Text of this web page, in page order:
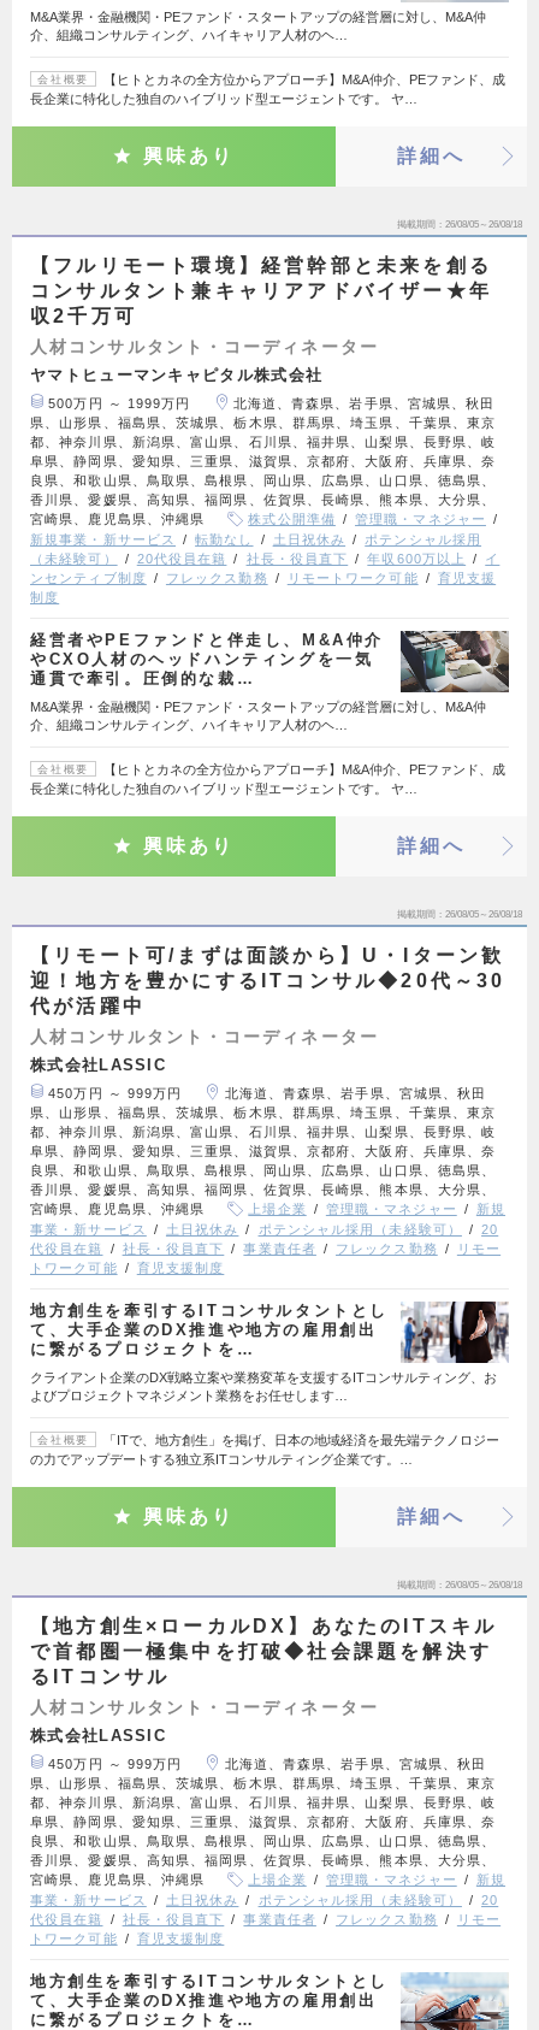
M&A業界・金融機関・PEファンド・スタートアップの経営層に対し、M&A仲
介、組織コンサルティング、ハイキャリア人材のヘ…
会社概要
【ヒトとカネの全方位からアプローチ】M&A仲介、PEファンド、成
長企業に特化した独自のハイブリッド型エージェントです。 ヤ…
興味あり 詳細へ
掲載期間 26/08/05～26/08/18
【フルリモート環境】経営幹部と未来を創る
コンサルタント兼キャリアアドバイザー★年
収2千万可
人材コンサルタント・コーディネーター
ヤマトヒューマンキャピタル株式会社
500万円 ～ 1999万円
北海道、青森県、岩手県、宮城県、秋田
県、山形県、福島県、茨城県、栃木県、群馬県、埼玉県、千葉県、東京
都、神奈川県、新潟県、富山県、石川県、福井県、山梨県、長野県、岐
阜県、静岡県、愛知県、三重県、滋賀県、京都府、大阪府、兵庫県、奈
良県、和歌山県、鳥取県、島根県、岡山県、広島県、山口県、徳島県、
香川県、愛媛県、高知県、福岡県、佐賀県、長崎県、熊本県、大分県、
宮崎県、鹿児島県、沖縄県
株式公開準備
管理職・マネジャー
新規事業・新サービス
転勤なし 土日祝休み
ポテンシャル採用
（未経験可）
20代役員在籍 社長・役員直下 年収600万以上
イ
ンセンティブ制度
フレックス勤務 リモートワーク可能
育児支援
制度
経営者やPEファンドと伴走し、M&A仲介
やCXO人材のヘッドハンティングを一気
通貫で牽引。圧倒的な裁…
M&A業界・金融機関・PEファンド・スタートアップの経営層に対し、M&A仲
介、組織コンサルティング、ハイキャリア人材のヘ…
会社概要
【ヒトとカネの全方位からアプローチ】M&A仲介、PEファンド、成
長企業に特化した独自のハイブリッド型エージェントです。 ヤ…
興味あり 詳細へ
掲載期間 26/08/05～26/08/18
【リモート可/まずは面談から】U・Iターン歓
迎！地方を豊かにするITコンサル◆20代～30
代が活躍中
人材コンサルタント・コーディネーター
株式会社LASSIC
450万円 ～ 999万円
北海道、青森県、岩手県、宮城県、秋田
県、山形県、福島県、茨城県、栃木県、群馬県、埼玉県、千葉県、東京
都、神奈川県、新潟県、富山県、石川県、福井県、山梨県、長野県、岐
阜県、静岡県、愛知県、三重県、滋賀県、京都府、大阪府、兵庫県、奈
良県、和歌山県、鳥取県、島根県、岡山県、広島県、山口県、徳島県、
香川県、愛媛県、高知県、福岡県、佐賀県、長崎県、熊本県、大分県、
宮崎県、鹿児島県、沖縄県
上場企業 管理職・マネジャー
新規
事業・新サービス
土日祝休み ポテンシャル採用（未経験可）
20
代役員在籍
社長・役員直下 事業責任者 フレックス勤務
リモー
トワーク可能
育児支援制度
地方創生を牽引するITコンサルタントとし
て、大手企業のDX推進や地方の雇用創出
に繋がるプロジェクトを…
クライアント企業のDX戦略立案や業務変革を支援するITコンサルティング、お
よびプロジェクトマネジメント業務をお任せします…
会社概要
「ITで、地方創生」を掲げ、日本の地域経済を最先端テクノロジー
の力でアップデートする独立系ITコンサルティング企業です。…
興味あり 詳細へ
掲載期間 26/08/05～26/08/18
【地方創生×ローカルDX】あなたのITスキル
で首都圏一極集中を打破◆社会課題を解決す
るITコンサル
人材コンサルタント・コーディネーター
株式会社LASSIC
450万円 ～ 999万円
北海道、青森県、岩手県、宮城県、秋田
県、山形県、福島県、茨城県、栃木県、群馬県、埼玉県、千葉県、東京
都、神奈川県、新潟県、富山県、石川県、福井県、山梨県、長野県、岐
阜県、静岡県、愛知県、三重県、滋賀県、京都府、大阪府、兵庫県、奈
良県、和歌山県、鳥取県、島根県、岡山県、広島県、山口県、徳島県、
香川県、愛媛県、高知県、福岡県、佐賀県、長崎県、熊本県、大分県、
宮崎県、鹿児島県、沖縄県
上場企業 管理職・マネジャー
新規
事業・新サービス
土日祝休み ポテンシャル採用（未経験可）
20
代役員在籍
社長・役員直下 事業責任者 フレックス勤務
リモー
トワーク可能
育児支援制度
地方創生を牽引するITコンサルタントとし
て、大手企業のDX推進や地方の雇用創出
に繋がるプロジェクトを…